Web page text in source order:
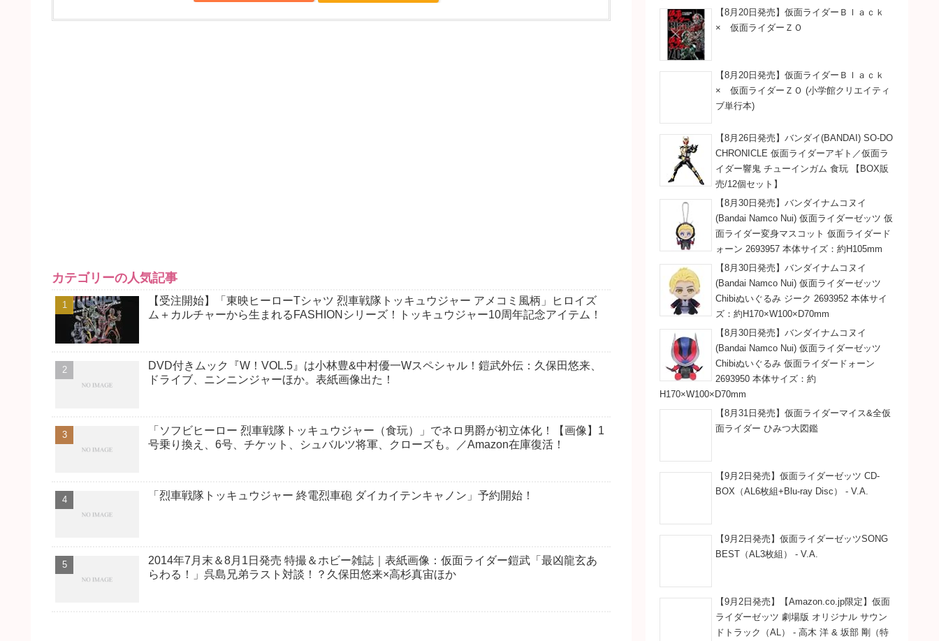
カテゴリーの人気記事
【受注開始】「東映ヒーローTシャツ 烈車戦隊トッキュウジャー アメコミ風柄」ヒロイズ
ム＋カルチャーから生まれるFASHIONシリーズ！トッキュウジャー10周年記念アイテム！
DVD付きムック『W！VOL.5』は小林豊&中村優一Wスペシャル！鎧武外伝：久保田悠来、
ドライブ、ニンニンジャーほか。表紙画像出た！
「ソフビヒーロー 烈車戦隊トッキュウジャー（食玩）」でネロ男爵が初立体化！【画像】1
号乗り換え、6号、チケット、シュバルツ将軍、クローズも。／Amazon在庫復活！
「烈車戦隊トッキュウジャー 終電烈車砲 ダイカイテンキャノン」予約開始！
2014年7月末＆8月1日発売 特撮＆ホビー雑誌｜表紙画像：仮面ライダー鎧武「最凶龍玄あ
らわる！」呉島兄弟ラスト対談！？久保田悠来×高杉真宙ほか
【8月20日発売】仮面ライダーＢｌａｃｋ
× 仮面ライダーＺＯ
【8月20日発売】仮面ライダーＢｌａｃｋ
× 仮面ライダーＺＯ (小学館クリエイティ
ブ単行本)
【8月26日発売】バンダイ(BANDAI) SO-DO
CHRONICLE 仮面ライダーアギト／仮面ラ
イダー響鬼 チューインガム 食玩 【BOX販
売/12個セット】
【8月30日発売】バンダイナムコヌイ
(Bandai Namco Nui) 仮面ライダーゼッツ 仮
面ライダー変身マスコット 仮面ライダード
ォーン 2693957 本体サイズ：約H105mm
【8月30日発売】バンダイナムコヌイ
(Bandai Namco Nui) 仮面ライダーゼッツ
Chibiぬいぐるみ ジーク 2693952 本体サイ
ズ：約H170×W100×D70mm
【8月30日発売】バンダイナムコヌイ
(Bandai Namco Nui) 仮面ライダーゼッツ
Chibiぬいぐるみ 仮面ライダードォーン
2693950 本体サイズ：約
H170×W100×D70mm
【8月31日発売】仮面ライダーマイス&全仮
面ライダー ひみつ大図鑑
【9月2日発売】仮面ライダーゼッツ CD-
BOX（AL6枚組+Blu-ray Disc） - V.A.
【9月2日発売】仮面ライダーゼッツSONG
BEST（AL3枚組） - V.A.
【9月2日発売】【Amazon.co.jp限定】仮面
ライダーゼッツ 劇場版 オリジナル サウン
ドトラック（AL） - 高木 洋 & 坂部 剛（特